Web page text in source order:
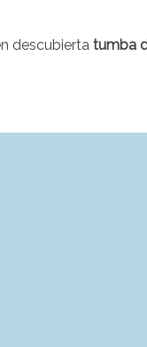
descubierta tumba